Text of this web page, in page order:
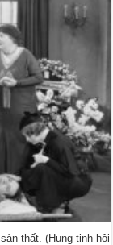
thất. (Hung tinh hội